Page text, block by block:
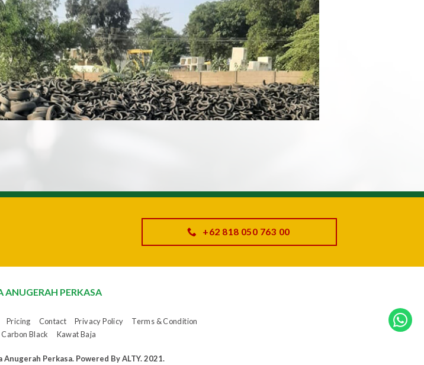
+62 818 050 763 00
ANUGERAH PERKASA
Pricing Contact Privacy Policy
Terms & Condition
Carbon Black Kawat Baja
Perkasa. Powered By ALTY. 2021.